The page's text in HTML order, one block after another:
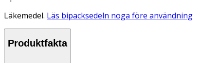
Läkemedel. Läs bipacksedeln noga före användning
Produktfakta